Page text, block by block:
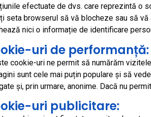
efectuate de dvs. care reprezintă o
seta browserul să vă blocheze sau să
nici o informație de identificare
uri de performanță:
cookie-uri ne permit să numărăm
sunt cele mai puțin populare și să
și, prin urmare, anonime. Dacă nu
uri publicitare: